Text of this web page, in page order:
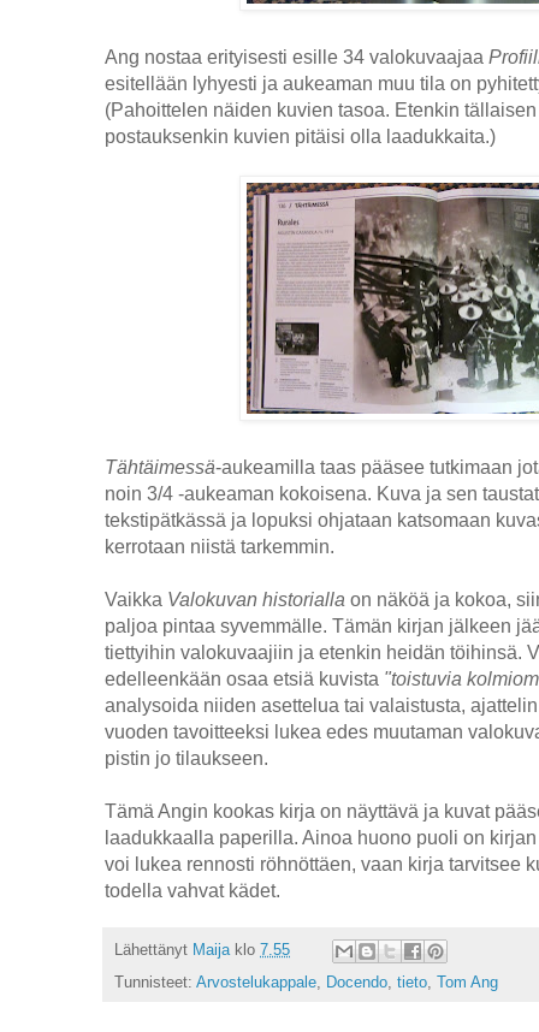
Ang nostaa erityisesti esille 34 valokuvaajaa
esitellään lyhyesti ja aukeaman muu tila on
(Pahoittelen näiden kuvien tasoa. Etenkin
postauksenkin kuvien pitäisi olla laadukkaita.)
Tähtäimessä-aukeamilla taas pääsee tutkimaan
noin 3/4 -aukeaman kokoisena. Kuva ja sen
tekstipätkässä ja lopuksi ohjataan katsomaan
kerrotaan niistä tarkemmin.
Vaikka Valokuvan historialla on näköä ja kokoa,
paljoa pintaa syvemmälle. Tämän kirjan jälkeen
tiettyihin valokuvaajiin ja etenkin heidän töihinsä.
edelleenkään osaa etsiä kuvista "toistuvia
analysoida niiden asettelua tai valaistusta,
vuoden tavoitteeksi lukea edes muutaman
pistin jo tilaukseen.
Tämä Angin kookas kirja on näyttävä ja kuvat
laadukkaalla paperilla. Ainoa huono puoli on
voi lukea rennosti röhnöttäen, vaan kirja tarvitsee
todella vahvat kädet.
Lähettänyt Maija klo 7.55
Tunnisteet: Arvostelukappale, Docendo, tieto, Tom Ang